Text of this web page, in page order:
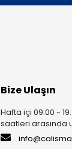
Bize Ulaşın
Hafta içi 09:00 -
saatleri arasında